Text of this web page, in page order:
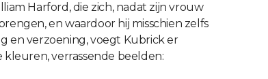
Harford, die zich, nadat zijn vrouw
en waardoor hij misschien zelfs
en verzoening, voegt Kubrick er
verrassende beelden: